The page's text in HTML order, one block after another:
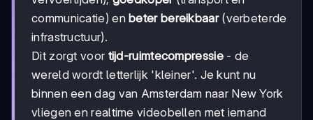
communicatie) enbeter bereikbaar(verbeterde
infrastructuur).
Dit zorgt voor tijd-ruimtecompressie- de
wereld wordt letterlijk 'kleiner'. Je kunt nu
binnen een dag van Amsterdam naar New York
vliegen en realtime videobellen met iemand